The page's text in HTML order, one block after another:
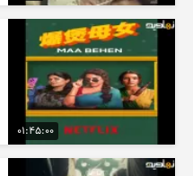
01:45:00